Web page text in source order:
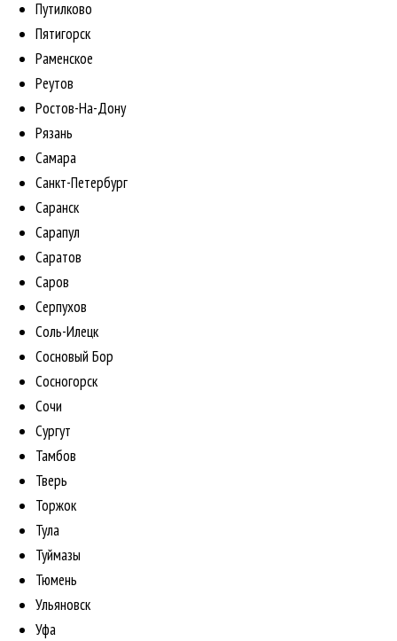
Путилково
Пятигорск
Раменское
Реутов
Ростов-На-Дону
Рязань
Самара
Санкт-Петербург
Саранск
Сарапул
Саратов
Саров
Серпухов
Соль-Илецк
Сосновый Бор
Сосногорск
Сочи
Сургут
Тамбов
Тверь
Торжок
Тула
Туймазы
Тюмень
Ульяновск
Уфа